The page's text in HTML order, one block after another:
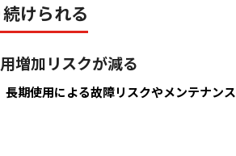
けられる
増加リスクが減る
期使用による故障リスクやメンテナンス